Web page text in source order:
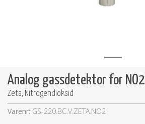
Analog gassdetektor for NO2
Zeta, Nitrogendioksid
Varenr: GS-220.BC.V.ZETA.NO2